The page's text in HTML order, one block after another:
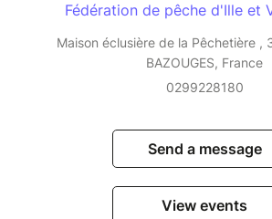
Fédération de pêche d'Ille et
Maison éclusière de la Pêchetière ,
BAZOUGES, France
0299228180
Send a message
View events